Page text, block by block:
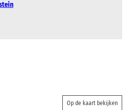
Op de kaart bekijken